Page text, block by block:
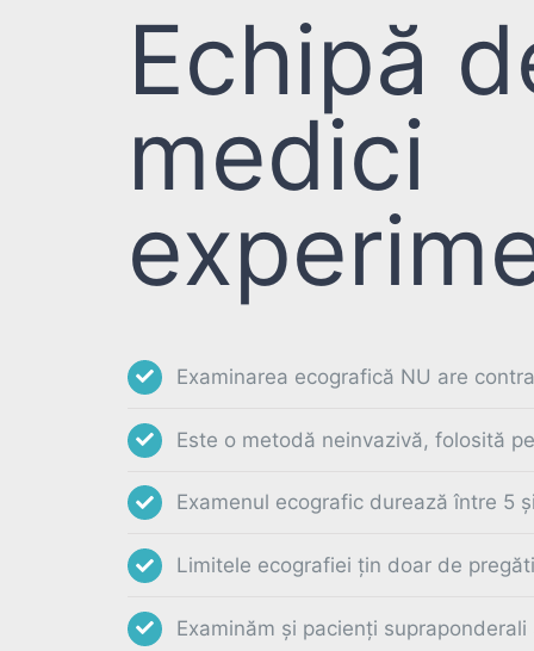
Echipă
medici
Examinarea ecografică NU are
Este o metodă neinvazivă, folosită
Examenul ecografic durează între 5
Limitele ecografiei țin doar de
Examinăm și pacienți